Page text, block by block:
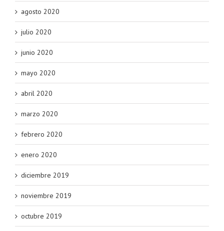
agosto 2020
julio 2020
junio 2020
mayo 2020
abril 2020
marzo 2020
febrero 2020
enero 2020
diciembre 2019
noviembre 2019
octubre 2019